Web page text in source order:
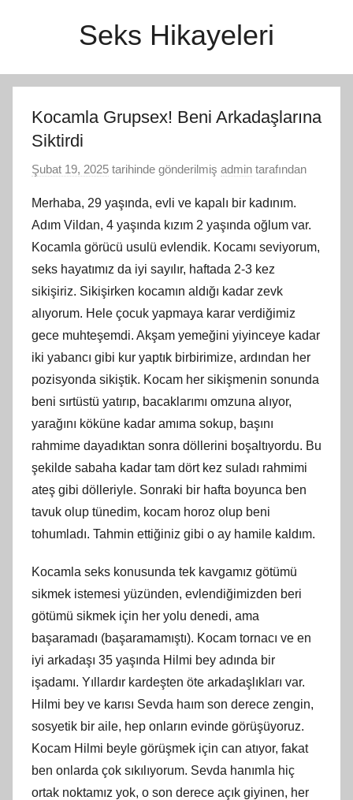
Seks Hikayeleri
Kocamla Grupsex! Beni Arkadaşlarına
Siktirdi
Şubat 19, 2025 tarihinde gönderilmiş admin tarafından
Merhaba, 29 yaşında, evli ve kapalı bir kadınım.
Adım Vildan, 4 yaşında kızım 2 yaşında oğlum var.
Kocamla görücü usulü evlendik. Kocamı seviyorum,
seks hayatımız da iyi sayılır, haftada 2-3 kez
sikişiriz. Sikişirken kocamın aldığı kadar zevk
alıyorum. Hele çocuk yapmaya karar verdiğimiz
gece muhteşemdi. Akşam yemeğini yiyinceye kadar
iki yabancı gibi kur yaptık birbirimize, ardından her
pozisyonda sikiştik. Kocam her sikişmenin sonunda
beni sırtüstü yatırıp, bacaklarımı omzuna alıyor,
yarağını köküne kadar amıma sokup, başını
rahmime dayadıktan sonra döllerini boşaltıyordu. Bu
şekilde sabaha kadar tam dört kez suladı rahmimi
ateş gibi dölleriyle. Sonraki bir hafta boyunca ben
tavuk olup tünedim, kocam horoz olup beni
tohumladı. Tahmin ettiğiniz gibi o ay hamile kaldım.
Kocamla seks konusunda tek kavgamız götümü
sikmek istemesi yüzünden, evlendiğimizden beri
götümü sikmek için her yolu denedi, ama
başaramadı (başaramamıştı). Kocam tornacı ve en
iyi arkadaşı 35 yaşında Hilmi bey adında bir
işadamı. Yıllardır kardeşten öte arkadaşlıkları var.
Hilmi bey ve karısı Sevda haım son derece zengin,
sosyetik bir aile, hep onların evinde görüşüyoruz.
Kocam Hilmi beyle görüşmek için can atıyor, fakat
ben onlarda çok sıkılıyorum. Sevda hanımla hiç
ortak noktamız yok, o son derece açık giyinen, her